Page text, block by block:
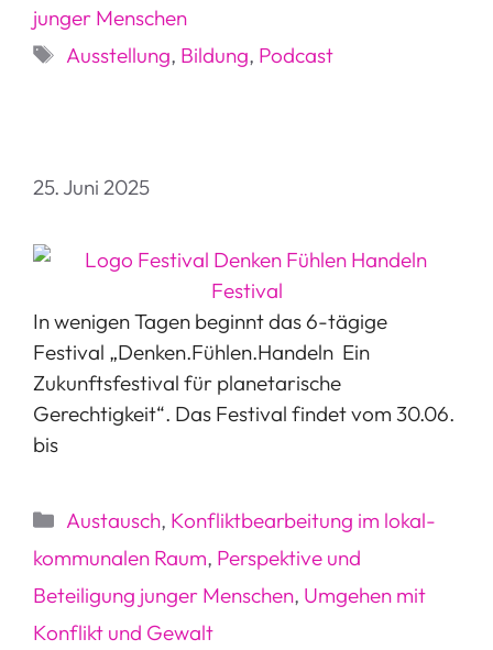
junger Menschen
Schlagwörter
Ausstellung, Bildung, Podcast
25. Juni 2025
In wenigen Tagen beginnt das 6-tägige
Festival „Denken.Fühlen.Handeln  Ein
Zukunftsfestival für planetarische
Gerechtigkeit“. Das Festival findet vom 30.06.
bis
Kategorien
Austausch, Konfliktbearbeitung im lokal-
kommunalen Raum, Perspektive und
Beteiligung junger Menschen, Umgehen mit
Konflikt und Gewalt